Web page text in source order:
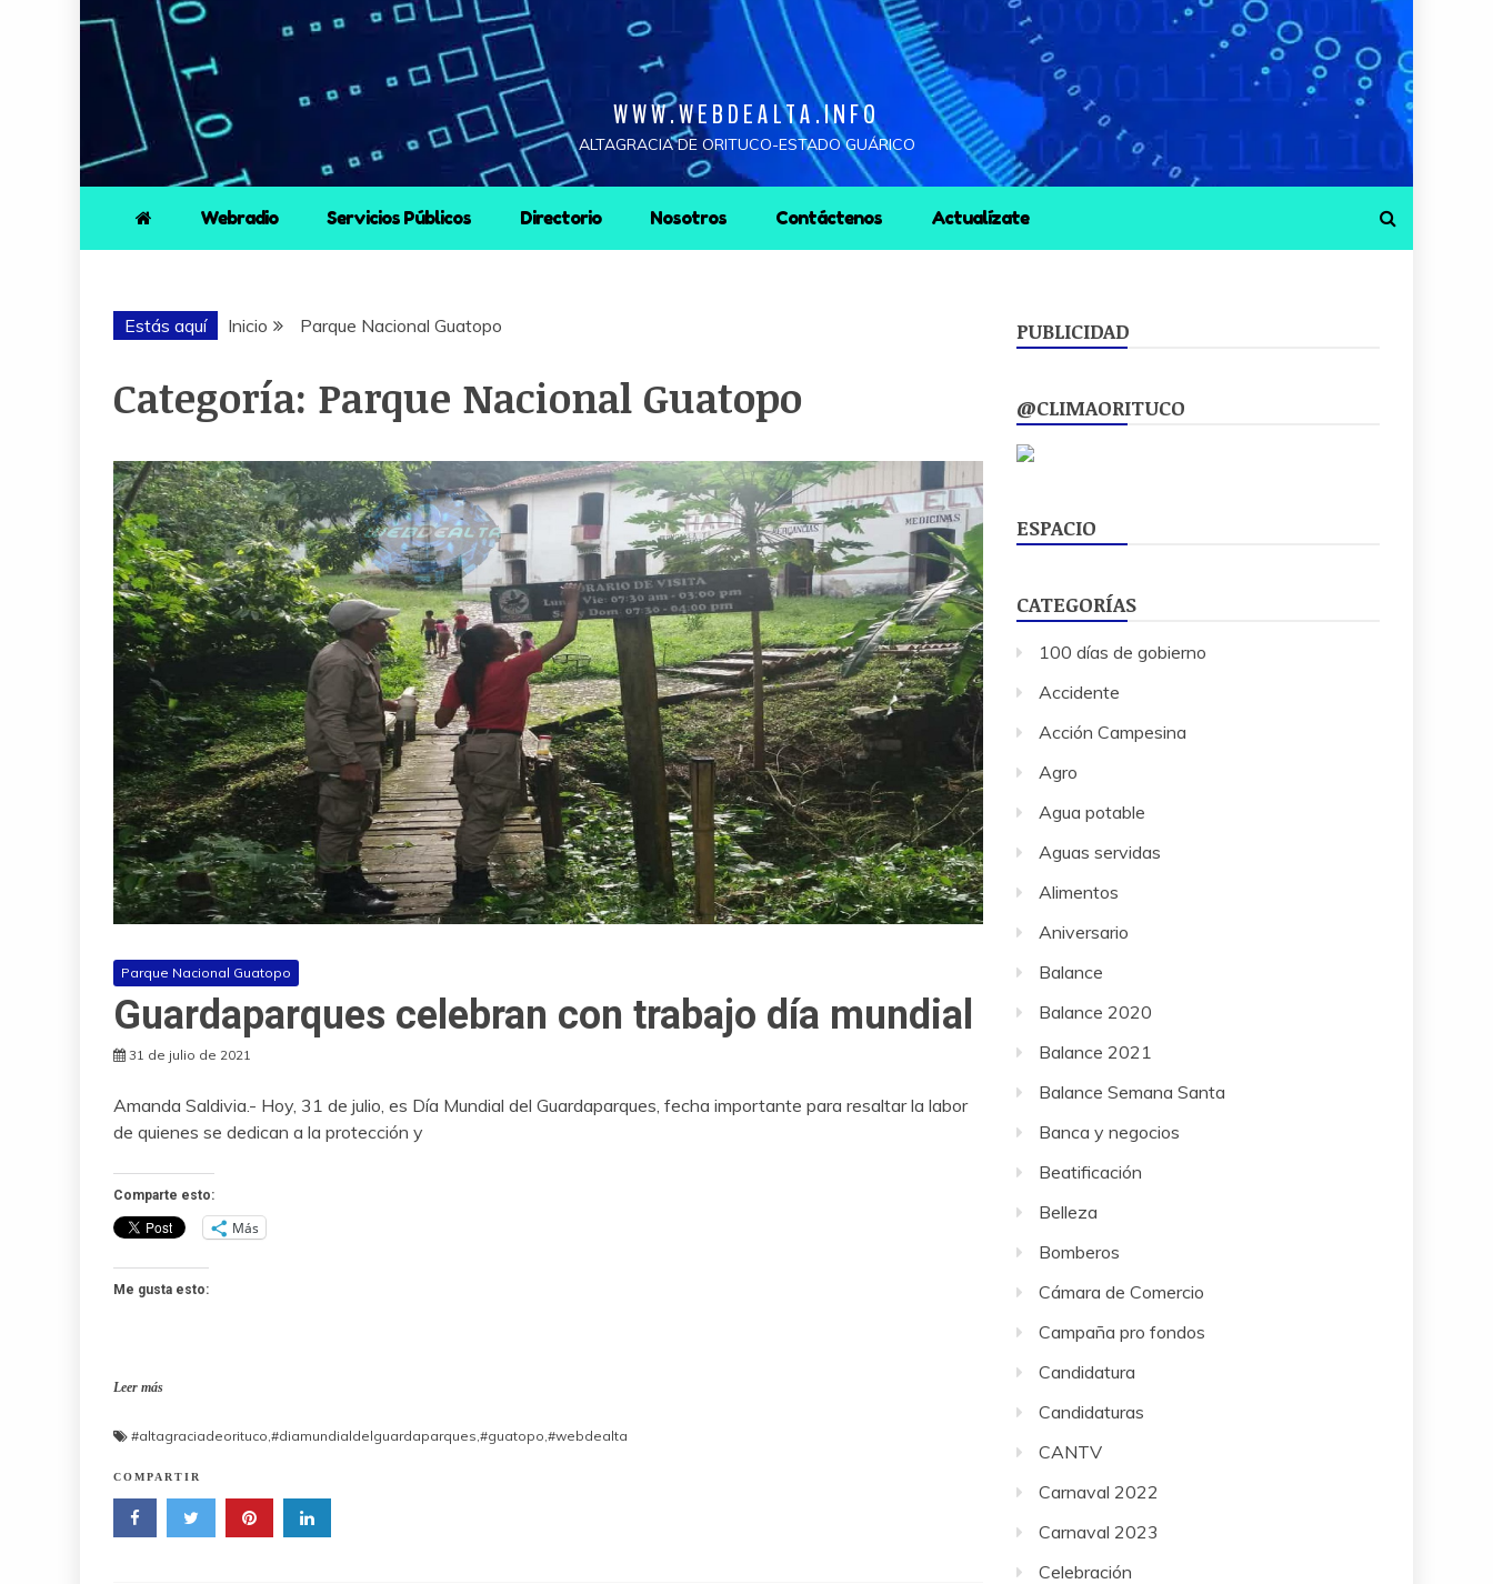
WWW.WEBDEALTA.INFO
ALTAGRACIA DE ORITUCO-ESTADO GUÁRICO
Webradio Servicios Públicos Directorio Nosotros Contáctenos Actualízate
Estás aquí Inicio Parque Nacional Guatopo
Categoría: Parque Nacional Guatopo
Parque Nacional Guatopo
Guardaparques celebran con trabajo día mundial
31 de julio de 2021
Amanda Saldivia.- Hoy, 31 de julio, es Día Mundial del Guardaparques, fecha importante para resaltar la labor
de quienes se dedican a la protección y
Comparte esto:
Más
Me gusta esto:
Leer más
#altagraciadeorituco,#diamundialdelguardaparques,#guatopo,#webdealta
COMPARTIR
PUBLICIDAD
@CLIMAORITUCO
ESPACIO
CATEGORÍAS
100 días de gobierno
Accidente
Acción Campesina
Agro
Agua potable
Aguas servidas
Alimentos
Aniversario
Balance
Balance 2020
Balance 2021
Balance Semana Santa
Banca y negocios
Beatificación
Belleza
Bomberos
Cámara de Comercio
Campaña pro fondos
Candidatura
Candidaturas
CANTV
Carnaval 2022
Carnaval 2023
Celebración